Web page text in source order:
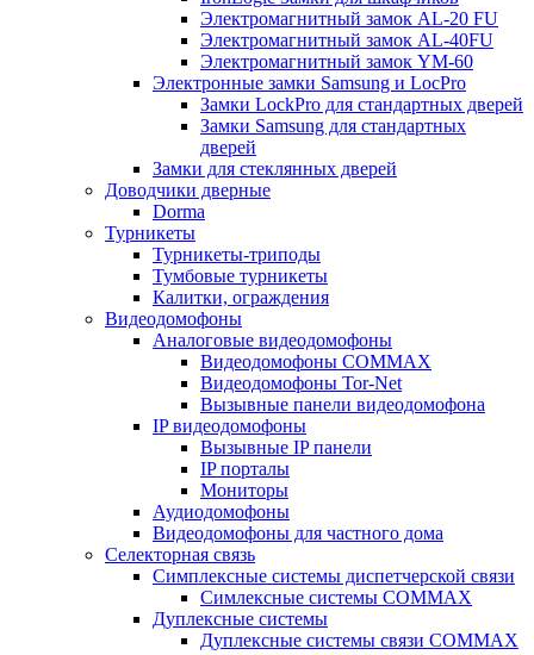
Электромагнитный замок AL-20 FU
Электромагнитный замок AL-40FU
Электромагнитный замок YM-60
Электронные замки Samsung и LocPro
Замки LockPro для стандартных дверей
Замки Samsung для стандартных
дверей
Замки для стеклянных дверей
Доводчики дверные
Dorma
Турникеты
Турникеты-триподы
Тумбовые турникеты
Калитки, ограждения
Видеодомофоны
Аналоговые видеодомофоны
Видеодомофоны COMMAX
Видеодомофоны Tor-Net
Вызывные панели видеодомофона
IP видеодомофоны
Вызывные IP панели
IP порталы
Мониторы
Аудиодомофоны
Видеодомофоны для частного дома
Селекторная связь
Симплексные системы диспетчерской связи
Симлексные системы COMMAX
Дуплексные системы
Дуплексные системы связи COMMAX